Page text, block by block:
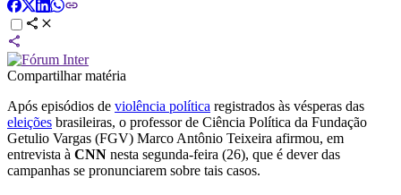
Compartilhar matéria
Após episódios de violência política registrados às vésperas das
eleições brasileiras, o professor de Ciência Política da Fundação
Getulio Vargas (FGV) Marco Antônio Teixeira afirmou, em
entrevista à CNN nesta segunda-feira (26), que é dever das
campanhas se pronunciarem sobre tais casos.